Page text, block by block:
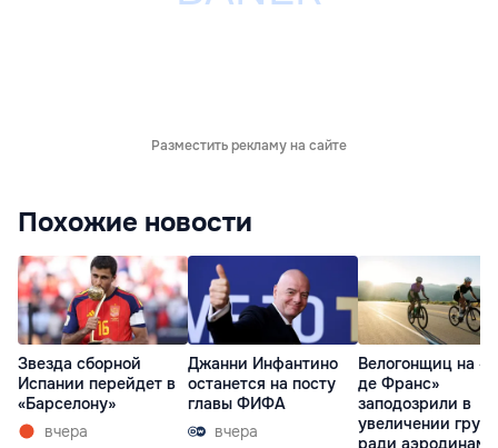
Разместить рекламу на сайте
Похожие новости
Звезда сборной
Испании перейдет в
«Барселону»
вчера
Джанни Инфантино
останется на посту
главы ФИФА
вчера
Велогонщиц на
де Франс»
заподозрили в
увеличении